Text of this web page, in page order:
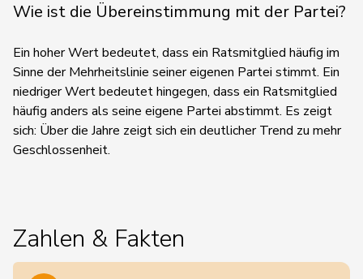
Wie ist die Übereinstimmung mit der Partei?
Ein hoher Wert bedeutet, dass ein Ratsmitglied häufig im
Sinne der Mehrheitslinie seiner eigenen Partei stimmt. Ein
niedriger Wert bedeutet hingegen, dass ein Ratsmitglied
häufig anders als seine eigene Partei abstimmt. Es zeigt
sich: Über die Jahre zeigt sich ein deutlicher Trend zu mehr
Geschlossenheit.
Zahlen & Fakten